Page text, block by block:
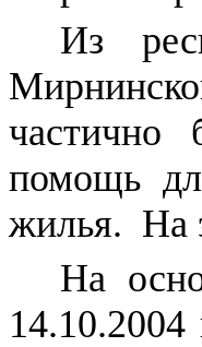
Из
частично
помощь
жилья. На
На